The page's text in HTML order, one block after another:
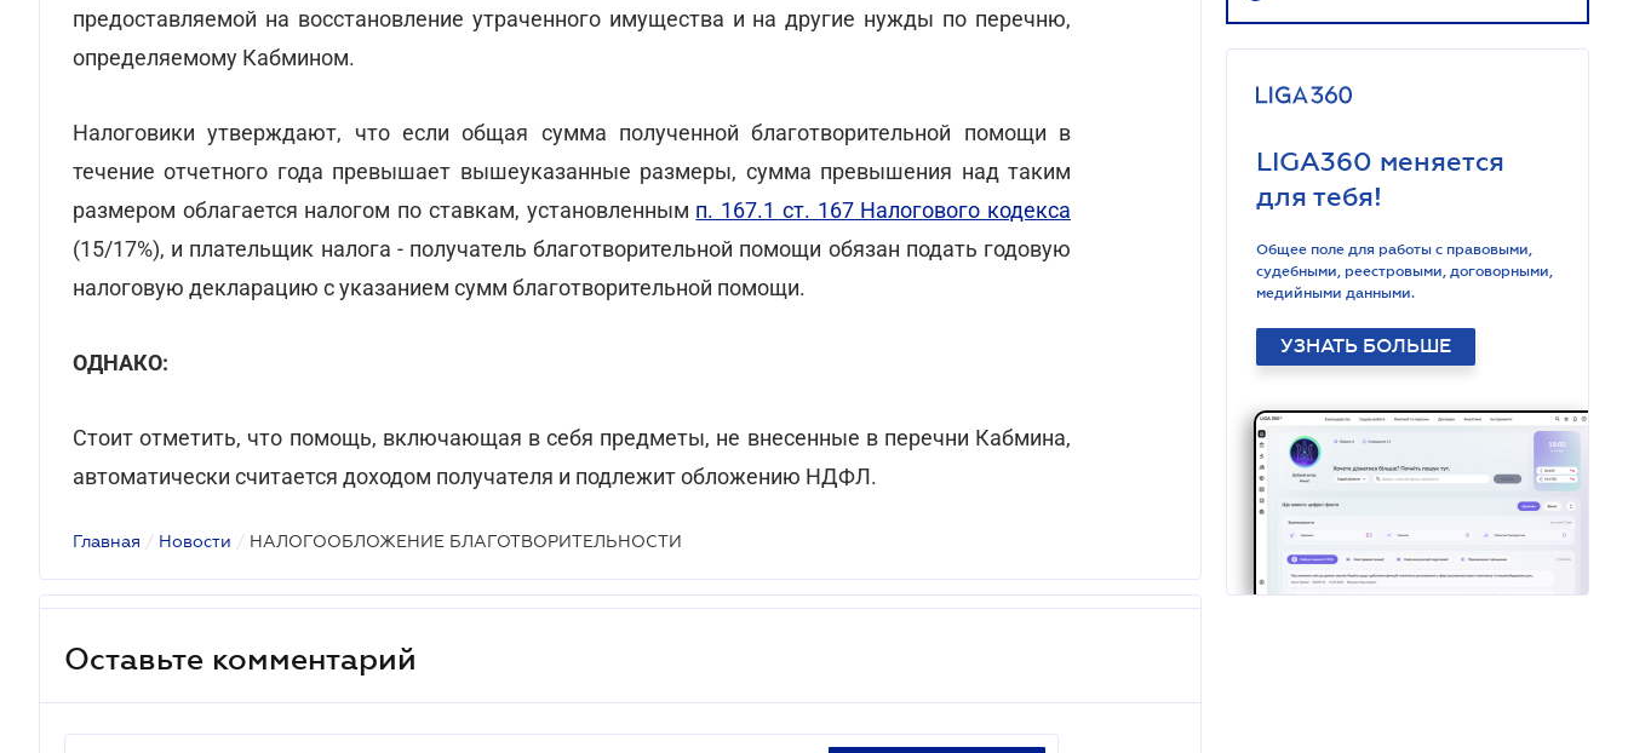
предоставляемой на восстановление утраченного имущества и на другие нужды по перечню,
определяемому Кабмином.
Налоговики утверждают, что если общая сумма полученной благотворительной помощи в
течение отчетного года превышает вышеуказанные размеры, сумма превышения над таким
размером облагается налогом по ставкам, установленным п. 167.1 ст. 167 Налогового кодекса
(15/17%), и плательщик налога - получатель благотворительной помощи обязан подать годовую
налоговую декларацию с указанием сумм благотворительной помощи.
ОДНАКО:
Стоит отметить, что помощь, включающая в себя предметы, не внесенные в перечни Кабмина,
автоматически считается доходом получателя и подлежит обложению НДФЛ.
Главная / Новости / НАЛОГООБЛОЖЕНИЕ БЛАГОТВОРИТЕЛЬНОСТИ
Оставьте комментарий
LIGA360 меняется
для тебя!
Общее поле для работы с правовыми,
судебными, реестровыми, договорными,
медийными данными.
УЗНАТЬ БОЛЬШЕ